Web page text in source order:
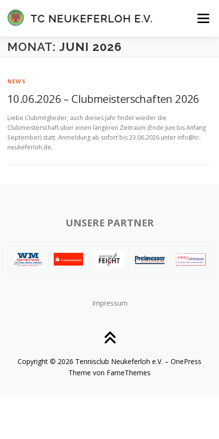
Inhalt
springen
Menü
MONAT: JUNI 2026
NEWS
10.06.2026 – Clubmeisterschaften 2026
Liebe Clubmitglieder, auch dieses Jahr findet wieder die
Clubmeisterschaft über einen längeren Zeitraum (Ende Juni bis Anfang
September) statt. Anmeldung ab sofort bis 23.06.2026 unter info@tc-
neukeferloh.de.
UNSERE PARTNER
Impressum
Copyright © 2026 Tennisclub Neukeferloh e.V. – OnePress
Theme von FameThemes